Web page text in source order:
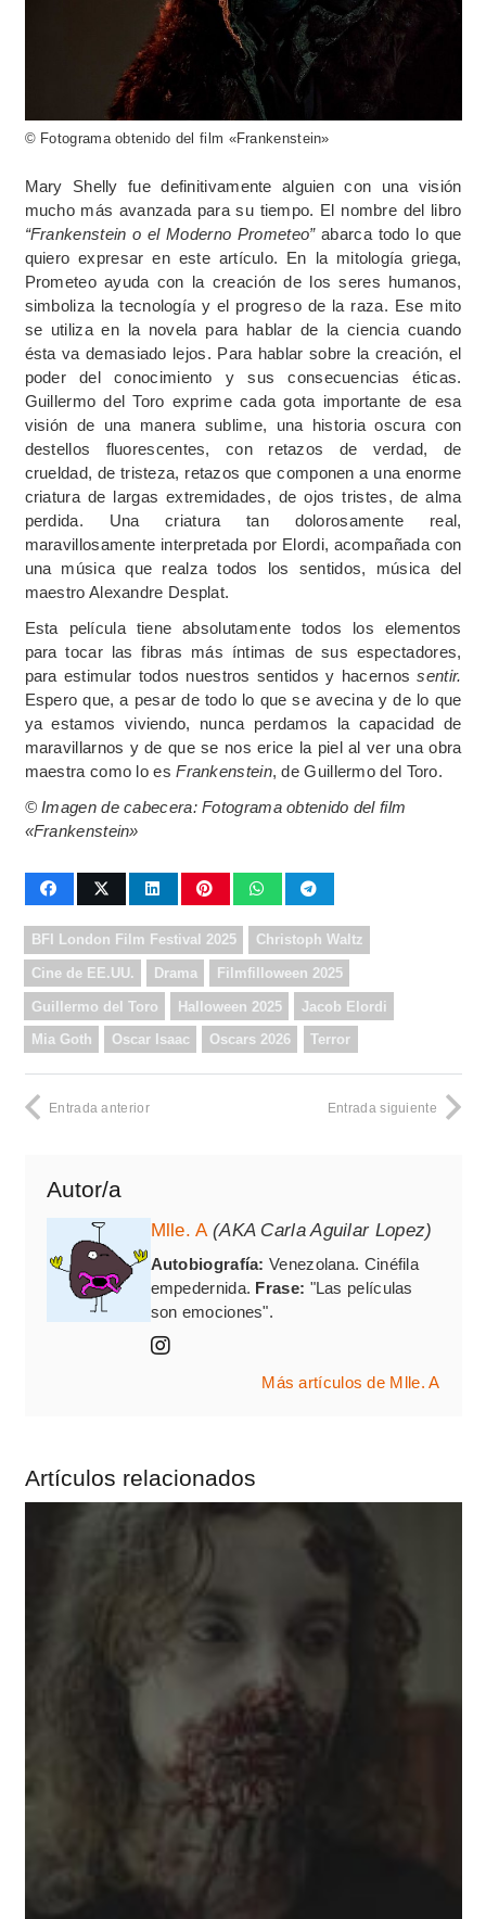
© Fotograma obtenido del film «Frankenstein»
Mary Shelly fue definitivamente alguien con una visión
mucho más avanzada para su tiempo. El nombre del libro
“Frankenstein o el Moderno Prometeo”abarca todo lo que
quiero expresar en este artículo. En la mitología griega,
Prometeo ayuda con la creación de los seres humanos,
simboliza la tecnología y el progreso de la raza. Ese mito
se utiliza en la novela para hablar de la ciencia cuando
ésta va demasiado lejos. Para hablar sobre la creación, el
poder del conocimiento y sus consecuencias éticas.
Guillermo del Toro exprime cada gota importante de esa
visión de una manera sublime, una historia oscura con
destellos fluorescentes, con retazos de verdad, de
crueldad, de tristeza, retazos que componen a una enorme
criatura de largas extremidades, de ojos tristes, de alma
perdida. Una criatura tan dolorosamente real,
maravillosamente interpretada por Elordi, acompañada con
una música que realza todos los sentidos, música del
maestro Alexandre Desplat.
Esta película tiene absolutamente todos los elementos
para tocar las fibras más íntimas de sus espectadores,
para estimular todos nuestros sentidos y hacernossentir.
Espero que, a pesar de todo lo que se avecina y de lo que
ya estamos viviendo, nunca perdamos la capacidad de
maravillarnos y de que se nos erice la piel al ver una obra
maestra como lo esFrankenstein, de Guillermo del Toro.
© Imagen de cabecera: Fotograma obtenido del film
«Frankenstein»
BFI London Film Festival 2025 Christoph Waltz
Cine de EE.UU. Drama Filmfilloween 2025
Guillermo del Toro Halloween 2025 Jacob Elordi
Mia Goth Oscar Isaac Oscars 2026 Terror
Entrada anterior Entrada siguiente
Autor/a
Mlle. A (AKA Carla Aguilar Lopez)
Autobiografía: Venezolana. Cinéfila
empedernida. Frase: "Las películas
son emociones".
Más artículos de Mlle. A
Artículos relacionados